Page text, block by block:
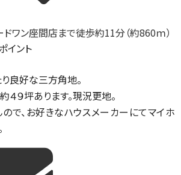
ドワン座間店まで徒歩約11分（約860ｍ）
イント
良好な三方角地。
９坪あります。現況更地。
で、お好きなハウスメーカーにてマイホ